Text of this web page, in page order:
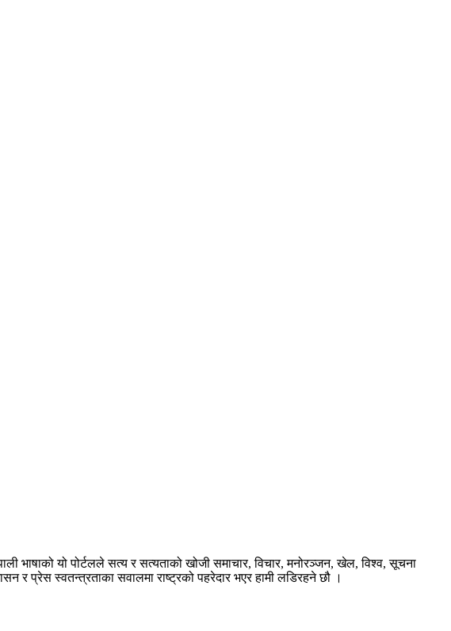
भाषाको यो पोर्टलले सत्य र सत्यताको खोजी समाचार, विचार, मनोरञ्जन, खेल, विश्व, सूचना
र प्रेस स्वतन्त्रताका सवालमा राष्ट्रको पहरेदार भएर हामी लडिरहने छौ ।